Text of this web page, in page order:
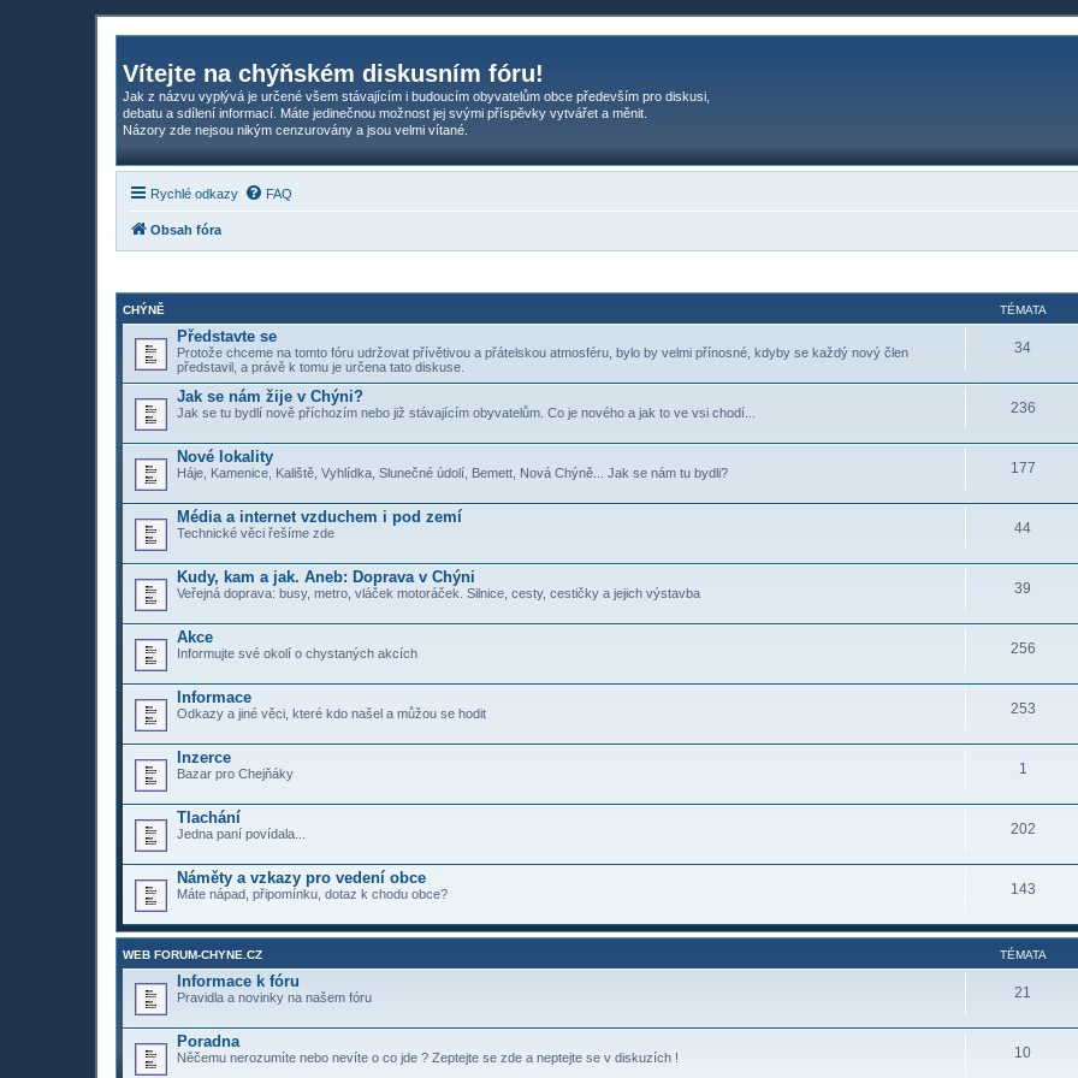
Vítejte na chýňském diskusním fóru!
Jak z názvu vyplývá je určené všem stávajícím i budoucím obyvatelům obce především pro diskusi,
debatu a sdílení informací. Máte jedinečnou možnost jej svými příspěvky vytvářet a měnit.
Názory zde nejsou nikým cenzurovány a jsou velmi vítané.
Rychlé odkazy FAQ
Obsah fóra
CHÝNĚ TÉMATA
Představte se
Protože chceme na tomto fóru udržovat přívětivou a přátelskou atmosféru, bylo by velmi přínosné, kdyby se každý nový člen
představil, a právě k tomu je určena tato diskuse.
34
Jak se nám žije v Chýni?
Jak se tu bydlí nově příchozím nebo již stávajícím obyvatelům. Co je nového a jak to ve vsi chodí... 236
Nové lokality
Háje, Kamenice, Kaliště, Vyhlídka, Slunečné údolí, Bemett, Nová Chýně... Jak se nám tu bydli? 177
Média a internet vzduchem i pod zemí
Technické věci řešíme zde 44
Kudy, kam a jak. Aneb: Doprava v Chýni
Veřejná doprava: busy, metro, vláček motoráček. Silnice, cesty, cestičky a jejich výstavba 39
Akce
Informujte své okolí o chystaných akcích 256
Informace
Odkazy a jiné věci, které kdo našel a můžou se hodit 253
Inzerce
Bazar pro Chejňáky 1
Tlachání
Jedna paní povídala... 202
Náměty a vzkazy pro vedení obce
Máte nápad, připomínku, dotaz k chodu obce? 143
WEB FORUM-CHYNE.CZ TÉMATA
Informace k fóru
Pravidla a novinky na našem fóru 21
Poradna
Něčemu nerozumíte nebo nevíte o co jde ? Zeptejte se zde a neptejte se v diskuzích ! 10